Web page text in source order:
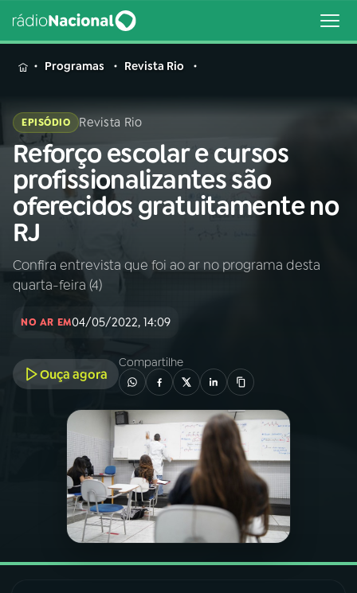
MENU
Buscar
na
Rádio
Nacional
Buscar
01INÍCIO
PROGRAMAÇÃO
PROGRAMAS
PODCASTS
Programas Revista Rio
EPISÓDIO Revista Rio
Reforço escolar e cursos
profissionalizantes são
oferecidos gratuitamente no
RJ
Confira entrevista que foi ao ar no programa desta
quarta-feira (4)
NO AR EM04/05/2022, 14:09
Ouça agora
Compartilhe